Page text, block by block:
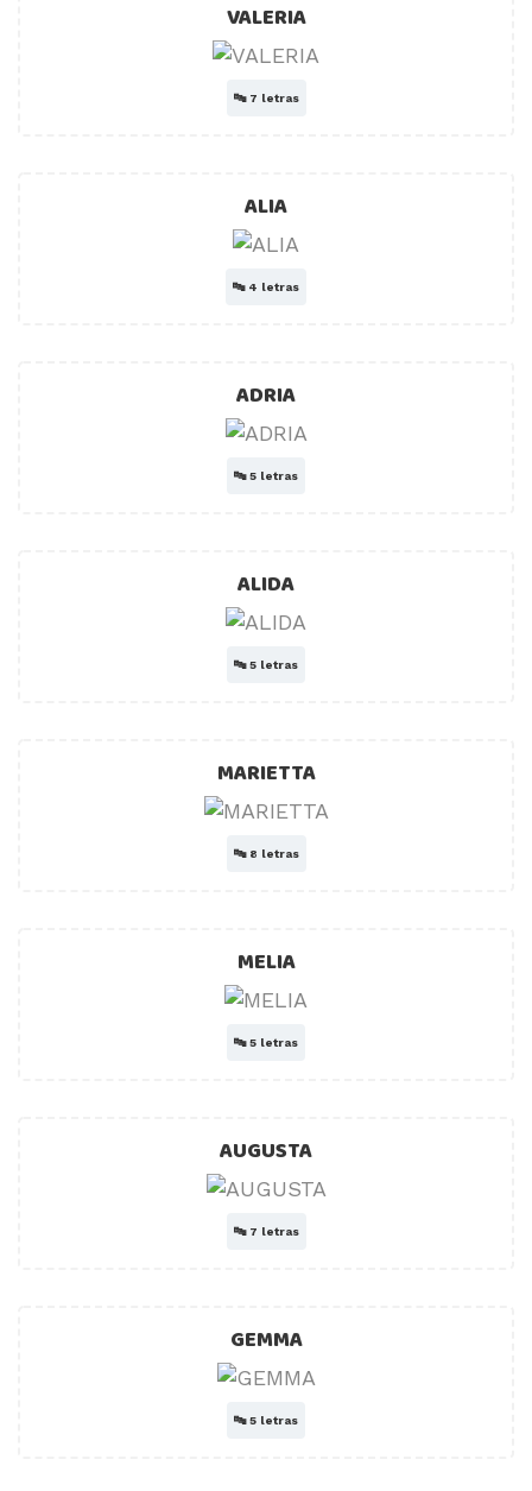
VALERIA
🔤 7 letras
ALIA
🔤 4 letras
ADRIA
🔤5 letras
ALIDA
🔤5 letras
MARIETTA
🔤 8 letras
MELIA
🔤5 letras
AUGUSTA
🔤 7 letras
GEMMA
🔤5 letras